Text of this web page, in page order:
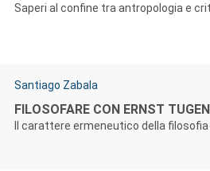
Saperi al confine tra antropologia e
Autori:
Santiago Zabala
Titolo:
FILOSOFARE CON ERNST
Il carattere ermeneutico della